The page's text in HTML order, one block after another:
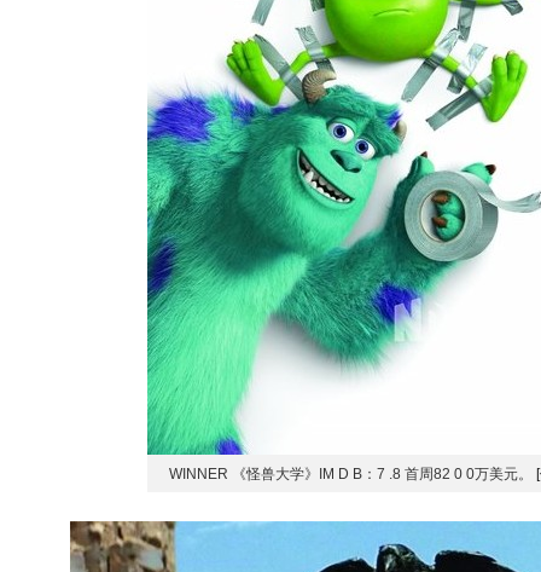
WINNER 《怪兽大学》IM D B：7 .8 首周82 0 0万美元。